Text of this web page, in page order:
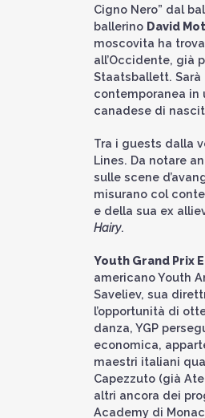
Cigno Nero” dal
ballerino David
moscovita ha
all’Occidente, già
Staatsballett.
contemporanea in
canadese di
Tra i guests dalla
Lines. Da notare
sulle scene
misurano col
e della sua ex
Hairy.
Youth Grand Prix
americano Youth
Saveliev, sua
l’opportunità di
danza, YGP
economica,
maestri italiani
Capezzuto (già
altri ancora dei
Academy di